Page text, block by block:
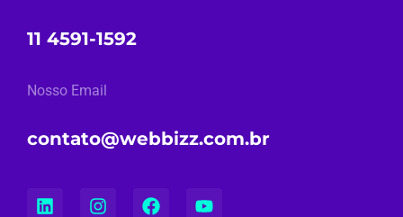
11 4591-1592
Nosso Email
contato@webbizz.com.br